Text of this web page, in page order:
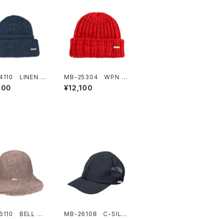
LINEN S
MB-25304 WPN V
OLME KNIT
¥12,100
BELL W
MB-26108 C-SILK